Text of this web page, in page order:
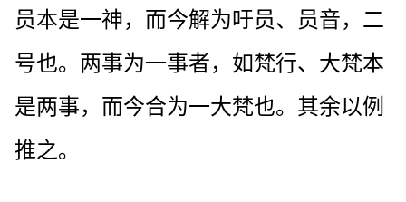
员本是一神，而今解为吁员、员音，二
号也。两事为一事者，如梵行、大梵本
是两事，而今合为一大梵也。其余以例
推之。